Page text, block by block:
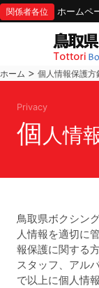
関係者各位 ホームペ
ホーム > 個人情報保護方
Privacy
個 人情
鳥取県ボクシン
人情報を適切に
報保護に関する
スタッフ、アル
で以上に個人情